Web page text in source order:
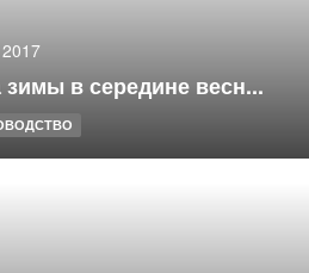
в середине весн...